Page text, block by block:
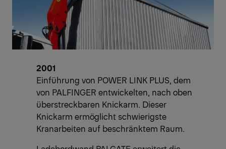
2001
Einführung von POWER LINK PLUS, dem
von PALFINGER entwickelten, nach oben
überstreckbaren Knickarm. Dieser
Knickarm ermöglicht schwierigste
Kranarbeiten auf beschränktem Raum.